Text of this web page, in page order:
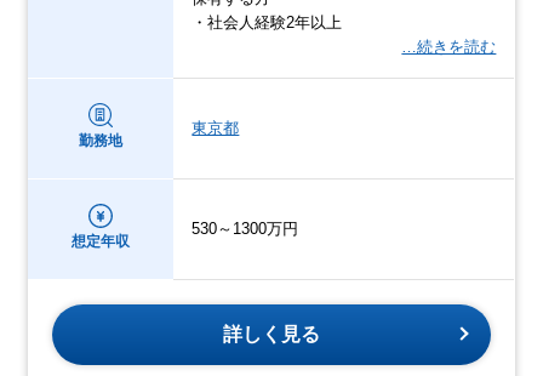
・社会人経験2年以上
…続きを読む
勤務地
東京都
想定年収
530～1300万円
詳しく見る